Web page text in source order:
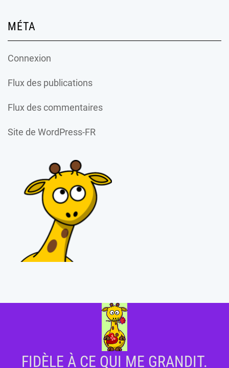
MÉTA
Connexion
Flux des publications
Flux des commentaires
Site de WordPress-FR
FIDÈLE À CE QUI ME GRANDIT.